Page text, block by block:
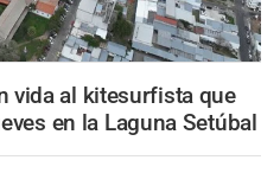
vida al kitesurfista que
en la Laguna Setúbal